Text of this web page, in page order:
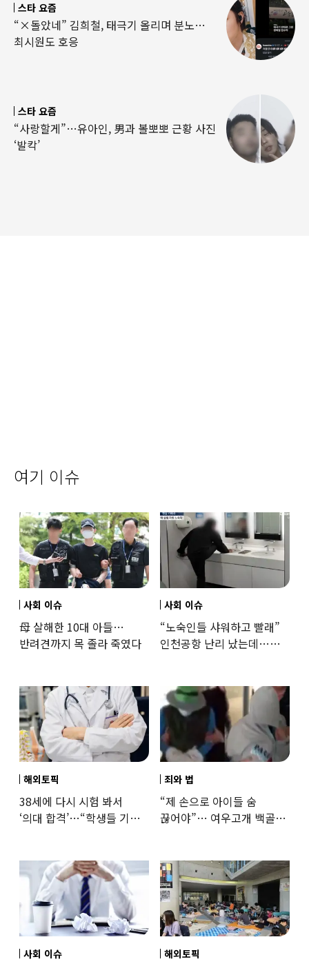
스타 요즘
“×돌았네” 김희철, 태극기 올리며 분노…
최시원도 호응
스타 요즘
“사랑할게”…유아인, 男과 볼뽀뽀 근황 사진
‘발칵’
여기 이슈
사회 이슈
母 살해한 10대 아들…
반려견까지 목 졸라 죽였다
사회 이슈
“노숙인들 샤워하고 빨래”
인천공항 난리 났는데…
해외토픽
38세에 다시 시험 봐서
‘의대 합격’…“학생들 기회
죄와 법
“제 손으로 아이들 숨
끊어야”… 여우고개 백골
사회 이슈 해외토픽